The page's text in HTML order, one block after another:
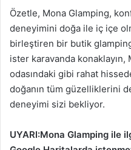
Özetle, Mona Glamping,
deneyimini doğa ile iç içe
birleştiren bir butik
ister karavanda konaklayın,
odasındaki gibi rahat
doğanın tüm güzelliklerini
deneyimi sizi bekliyor.
UYARI:Mona Glamping ile